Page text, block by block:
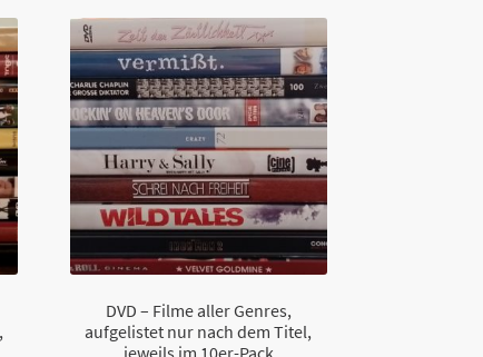
DVD – Filme aller Genres,
aufgelistet nur nach dem Titel,
jeweils im 10er-Pack